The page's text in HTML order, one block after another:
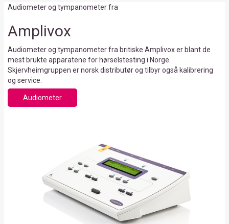
Audiometer og tympanometer fra
Amplivox
Audiometer og tympanometer fra britiske Amplivox er blant de
mest brukte apparatene for hørselstesting i Norge.
Skjervheimgruppen er norsk distributør og tilbyr også kalibrering
og service.
Audiometer